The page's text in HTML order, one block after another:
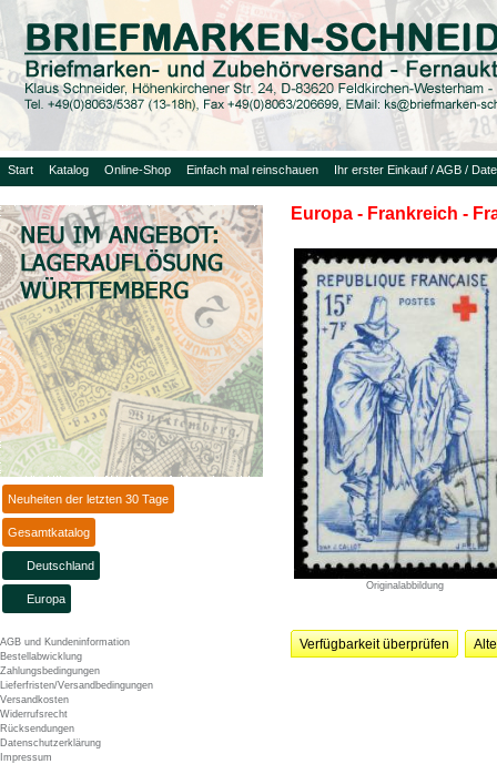
Start Katalog Online-Shop Einfach mal reinschauen Ihr erster Einkauf / AGB /
Neuheiten der letzten 30 Tage
Gesamtkatalog
Deutschland
Europa
AGB und Kundeninformation
Bestellabwicklung
Zahlungsbedingungen
Lieferfristen/Versandbedingungen
Versandkosten
Widerrufsrecht
Rücksendungen
Datenschutzerklärung
Impressum
Europa - Frankreich -
Originalabbildung
Verfügbarkeit überprüfen